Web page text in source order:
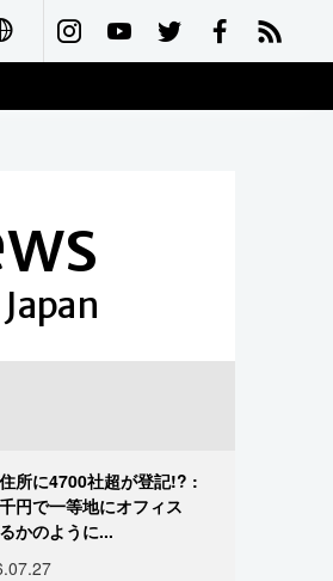
所に4700社超が登記!? :
円で一等地にオフィス
かのように...